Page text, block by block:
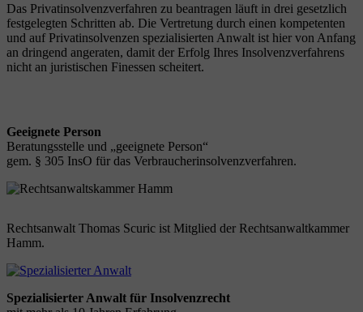
Das Privatinsolvenzverfahren zu beantragen läuft in drei gesetzlich
festgelegten Schritten ab. Die Vertretung durch einen kompetenten
und auf Privatinsolvenzen spezialisierten Anwalt ist hier von Anfang
an dringend angeraten, damit der Erfolg Ihres Insolvenzverfahrens
nicht an juristischen Finessen scheitert.
Geeignete Person
Beratungsstelle und „geeignete Person“
gem. § 305 InsO für das Verbraucherinsolvenzverfahren.
Rechtsanwalt Thomas Scuric ist Mitglied der Rechtsanwaltkammer
Hamm.
Spezialisierter Anwalt für Insolvenzrecht